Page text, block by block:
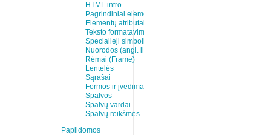
HTML intro
Pagrindiniai elementai
Elementų atributai
Teksto formatavimas
Specialieji simboliai
Nuorodos (angl. links)
Rėmai (Frame)
Lentelės
Sąrašai
Formos ir įvedimas
Spalvos
Spalvų vardai
Spalvų reikšmės
Papildomos